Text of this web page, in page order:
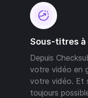
Sous-titres à
Depuis
votre vidéo en
votre vidéo. Et
toujours